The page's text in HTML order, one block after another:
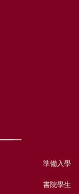
準備入學
書院學生